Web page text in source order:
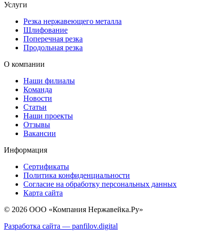
Услуги
Резка нержавеющего металла
Шлифование
Поперечная резка
Продольная резка
О компании
Наши филиалы
Команда
Новости
Статьи
Наши проекты
Отзывы
Вакансии
Информация
Сертификаты
Политика конфиденциальности
Согласие на обработку персональных данных
Карта сайта
© 2026 ООО «Компания Нержавейка.Ру»
Разработка сайта — panfilov.digital